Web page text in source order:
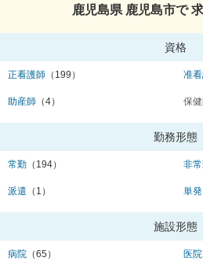
鹿児島県 鹿児島市で
資格
正看護師 （199） 准
助産師 （4） 保
勤務形態
常勤 （194） 非
派遣 （1） 単発
施設形態
病院 （65） 医院